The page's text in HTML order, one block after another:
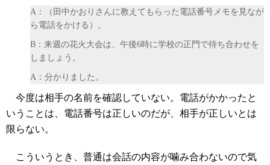
A：（田中かおりさんに教えてもらった電話番号メモを見なが
ら電話をかける）。
B：来週の花火大会は、午後6時に学校の正門で待ち合わせを
しましょう。
A：分かりました。
今度は相手の名前を確認していない。電話がかかったと
いうことは、電話番号は正しいのだが、相手が正しいとは
限らない。
こういうとき、普通は会話の内容が噛み合わないので気